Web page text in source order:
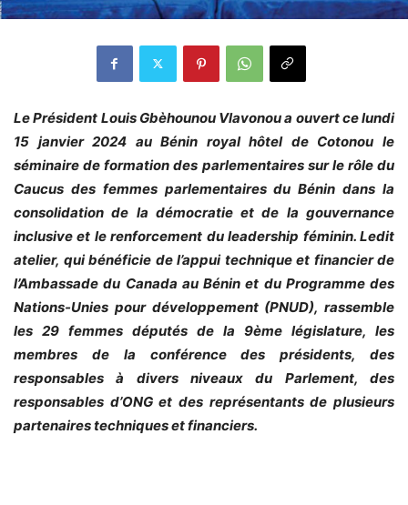
Le Président Louis Gbèhounou Vlavonou a ouvert ce lundi
15 janvier 2024 au Bénin royal hôtel de Cotonou le
séminaire de formation des parlementaires sur le rôle du
Caucus des femmes parlementaires du Bénin dans la
consolidation de la démocratie et de la gouvernance
inclusive et le renforcement du leadership féminin. Ledit
atelier, qui bénéficie de l’appui technique et financier de
l’Ambassade du Canada au Bénin et du Programme des
Nations-Unies pour développement (PNUD), rassemble
les 29 femmes députés de la 9ème législature, les
membres de la conférence des présidents, des
responsables à divers niveaux du Parlement, des
responsables d’ONG et des représentants de plusieurs
partenaires techniques et financiers.